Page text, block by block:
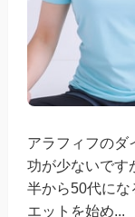
アラフィフのダ
功が少ないです
半から50代にな
エットを始め...